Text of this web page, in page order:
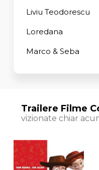
Liviu Teodorescu
Loredana
Marco & Seba
Trailere Filme
vizionate chiar